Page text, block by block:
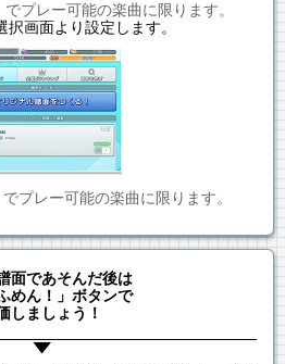
プレー可能の楽曲に限ります。
画面より設定します。
プレー可能の楽曲に限ります。
面であそんだ後は
めん！」ボタンで
しましょう！